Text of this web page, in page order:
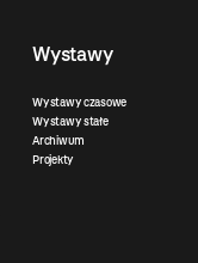
Wystawy
Wystawy czasowe
Wystawy stałe
Archiwum
Projekty